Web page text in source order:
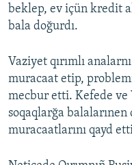
beklep, ev içün kredit
bala doğurdı.
Vaziyet qırımlı
muracaat etip,
mecbur etti. Kefede ve
soqaqlarğa balalarınen
muracaatlarını qayd